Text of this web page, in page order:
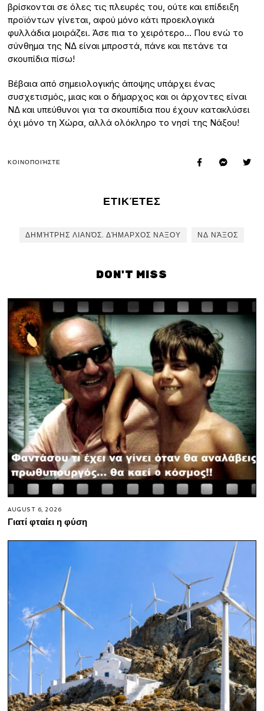
βρίσκονται σε όλες τις πλευρές του, ούτε και επίδειξη
προϊόντων γίνεται, αφού μόνο κάτι προεκλογικά
φυλλάδια μοιράζει. Άσε πια το χειρότερο… Που ενώ το
σύνθημα της ΝΔ είναι μπροστά, πάνε και πετάνε τα
σκουπίδια πίσω!
Βέβαια από σημειολογικής άποψης υπάρχει ένας
συσχετισμός, μιας και ο δήμαρχος και οι άρχοντες είναι
ΝΔ και υπεύθυνοι για τα σκουπίδια που έχουν κατακλύσει
όχι μόνο τη Χώρα, αλλά ολόκληρο το νησί της Νάξου!
ΚΟΙΝΟΠΟΙΉΣΤΕ
ΕΤΙΚΈΤΕΣ
ΔΗΜΉΤΡΗΣ ΛΙΑΝΌΣ. ΔΉΜΑΡΧΟΣ ΝΑΞΟΥ ΝΔ ΝΆΞΟΣ
DON'T MISS
AUGUST 6, 2026
Γιατί φταίει η φύση